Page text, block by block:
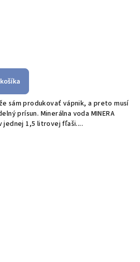
sám produkovať vápnik, a preto musí
prísun. Minerálna voda MINERA
jednej 1,5 litrovej fľaši....